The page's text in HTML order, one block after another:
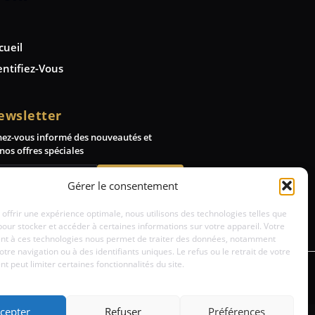
Gérer le consentement
offrir une expérience optimale, nous utilisons des technologies telles que
stocker et accéder à certaines informations sur votre appareil. Votre
à ces technologies nous permet de traiter des données, notamment
navigation ou à des identifiants uniques. Le refus ou le retrait de votre
peut limiter certaines fonctionnalités du site.
Refuser Préférences
Vous
vous informé des nouveautés et
offres spéciales